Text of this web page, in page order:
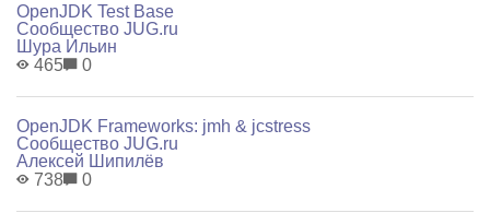
OpenJDK Test Base
Сообщество JUG.ru
Шура Ильин
465
0
OpenJDK Frameworks: jmh & jcstress
Сообщество JUG.ru
Алексей Шипилёв
738
0